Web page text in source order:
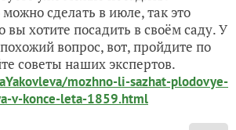
сделать в июле, так это
вы хотите посадить в своём саду. У
вопрос, вот, пройдите по
советы наших экспертов.
mozhno-li-sazhat-plodovye-
v-konce-leta-1859.html